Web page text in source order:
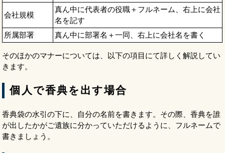
会社規模
真ん中に代表者の役職＋フルネーム、右上に会社
名を記す
所属部署
真ん中に部署名＋一同、右上に会社名を書く
そのほかのマナーについては、以下の項目にて詳しく解説してい
きます。
個人で香典を出す場合
香典袋の水引の下に、自分の名前を書きます。その際、香典を誰
が出したかがご遺族に分かっていただけるように、フルネームで
書きましょう。